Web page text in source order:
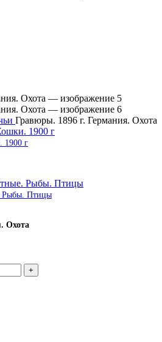
Гравюры. 1896 г. Германия. Охота
1900 г
Рыбы. Птицы
Охота